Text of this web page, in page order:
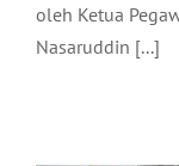
oleh Ketua
Nasaruddin [...]